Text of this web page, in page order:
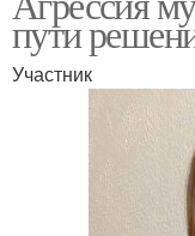
пути
Участник